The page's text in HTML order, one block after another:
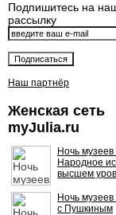
Подпишитесь на
рассылку
Наш партнёр
Женская сеть
myJulia.ru
Ночь
Народное
высшем
Ночь
с Пушкиным